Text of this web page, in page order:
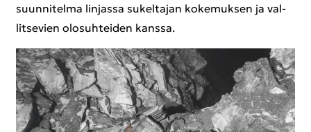
suun­ni­tel­ma lin­jas­sa su­kel­ta­jan ko­ke­muk­sen ja val­
lit­se­vien olo­suh­tei­den kans­sa.